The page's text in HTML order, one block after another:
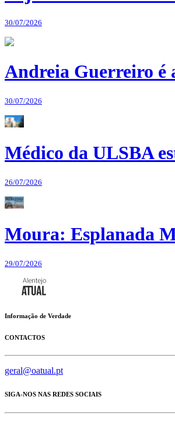
30/07/2026
Andreia Guerreiro é
30/07/2026
Médico da ULSBA
26/07/2026
Moura: Esplanada
29/07/2026
Informação de Verdade
CONTACTOS
geral@oatual.pt
SIGA-NOS NAS REDES SOCIAIS